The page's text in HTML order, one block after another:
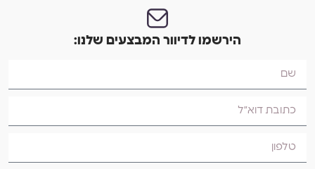
הירשמו לדיוור המבצעים שלנו: